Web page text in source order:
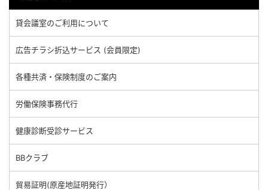
貸会議室のご利用について
広告チラシ折込サービス (会員限定)
各種共済・保険制度のご案内
労働保険事務代行
健康診断受診サービス
BBクラブ
貿易証明(原産地証明発行）